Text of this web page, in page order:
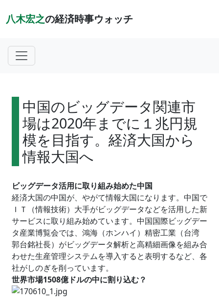
八木宏之の経済時事ウォッチ
中国のビッグデータ関連市
場は2020年までに１兆円規
模を目指す。経済大国から
情報大国へ
ビッグデータ活用に取り組み始めた中国
経済大国の中国が、やがて情報大国になります。中国で
ＩＴ（情報技術）大手がビッグデータなどを活用した新
サービスに取り組み始めています。中国国際ビッグデー
タ産業博覧会では、鴻海（ホンハイ）精密工業（台湾
郭台銘社長）がビッグデータ解析と高精細画像を組み合
わせた生産管理システムを導入すると表明するなど、各
社がしのぎを削っています。
世界市場1508億ドルの中に割り込む？